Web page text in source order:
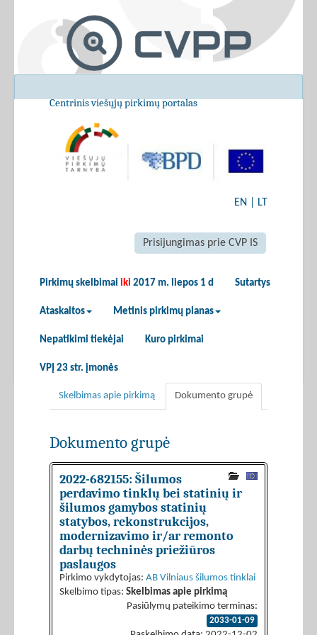
Centrinis viešųjų pirkimų portalas
EN LT
Prisijungimas prie CVP IS
Pirkimų skelbimai iki 2017 m. liepos 1 d Sutartys
Ataskaitos Metinis pirkimų planas
Nepatikimi tiekėjai Kuro pirkimai
VPĮ 23 str. įmonės
Skelbimas apie pirkimą Dokumento grupė
Dokumento grupė
2022-682155: Šilumos
perdavimo tinklų bei statinių ir
šilumos gamybos statinių
statybos, rekonstrukcijos,
modernizavimo ir/ar remonto
darbų techninės priežiūros
paslaugos
Pirkimo vykdytojas: AB Vilniaus šilumos tinklai
Skelbimo tipas: Skelbimas apie pirkimą
Pasiūlymų pateikimo terminas:
2033-01-09